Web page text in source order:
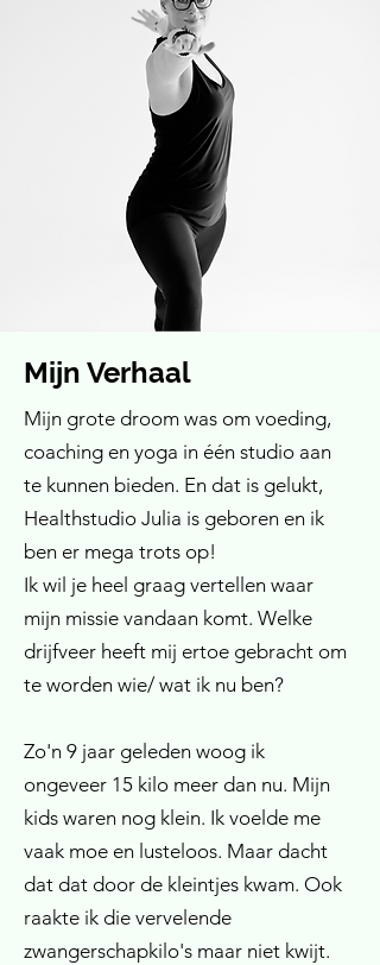
Mijn Verhaal
Mijn grote droom was om voeding,
coaching en yoga in één studio aan
te kunnen bieden. En dat is gelukt,
Healthstudio Julia is geboren en ik
ben er mega trots op! ​
Ik wil je heel graag vertellen waar
mijn missie vandaan komt. Welke
drijfveer heeft mij ertoe gebracht om
te worden wie/ wat ik nu ben?
Zo'n 9 jaar geleden woog ik
ongeveer 15 kilo meer dan nu. Mijn
kids waren nog klein. Ik voelde me
vaak moe en lusteloos. Maar dacht
dat dat door de kleintjes kwam. Ook
raakte ik die vervelende
zwangerschapkilo's maar niet kwijt.